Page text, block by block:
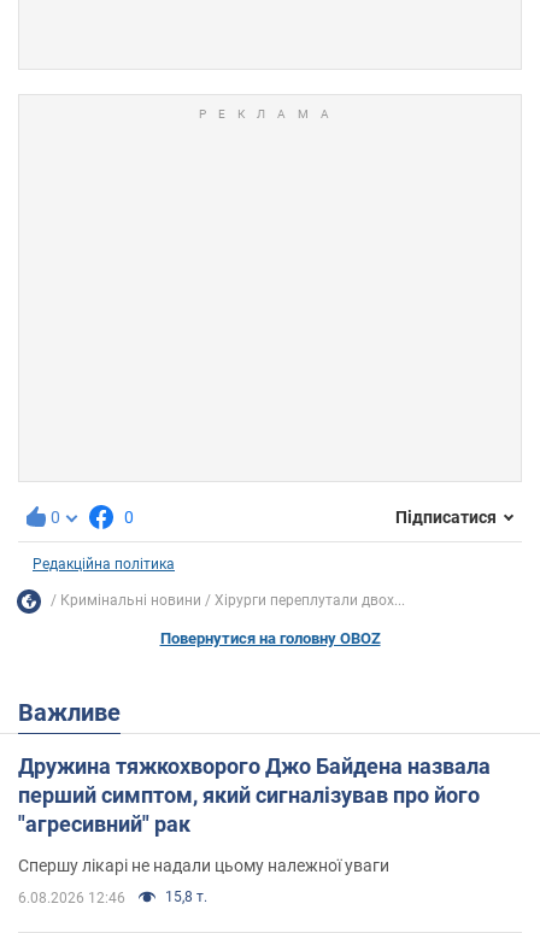
0 0 Підписатися
Редакційна політика
Кримінальні новини Хірурги переплутали двох...
Повернутися на головну OBOZ
Важливе
Дружина тяжкохворого Джо Байдена назвала
перший симптом, який сигналізував про його
"агресивний" рак
Спершу лікарі не надали цьому належної уваги
6.08.2026 12:46 15,8 т.